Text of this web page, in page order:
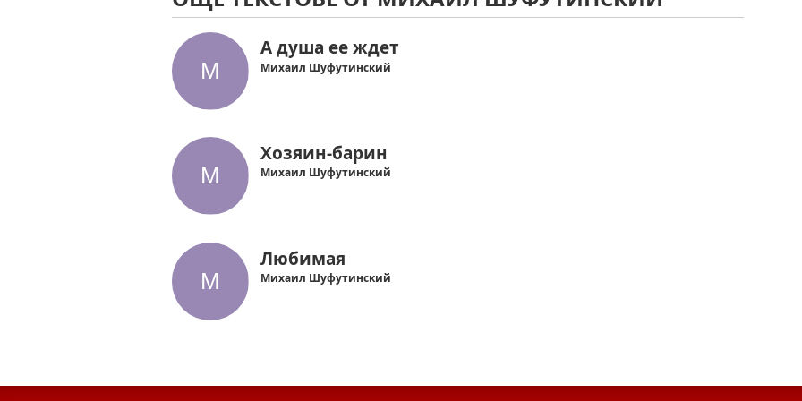
А душа ее ждет
Михаил Шуфутинский
Хозяин-барин
Михаил Шуфутинский
Любимая
Михаил Шуфутинский